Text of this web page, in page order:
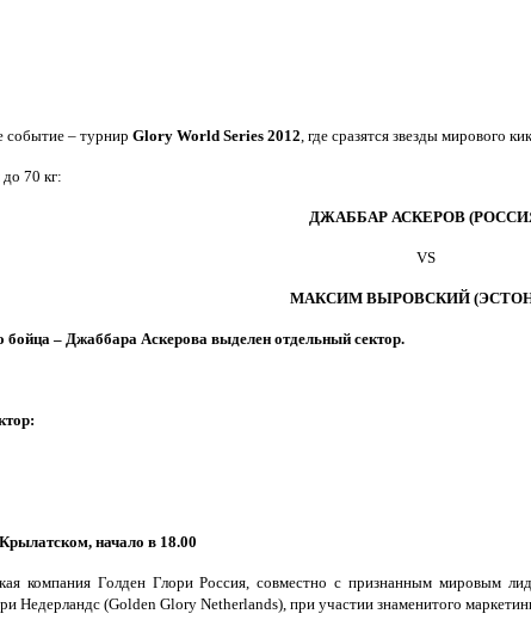
событие – турнир Glory World Series 2012 , где сразятся звезды
70 кг:
ДЖАББАР АСКЕРОВ
VS
МАКСИМ ВЫРОВСКИЙ
– Джаббара Аскерова выделен отдельный сектор.
начало в 18.00
компания Голден Глори Россия, совместно с признанным мировым
Недерландс (Golden Glory Netherlands), при участии знаменитого